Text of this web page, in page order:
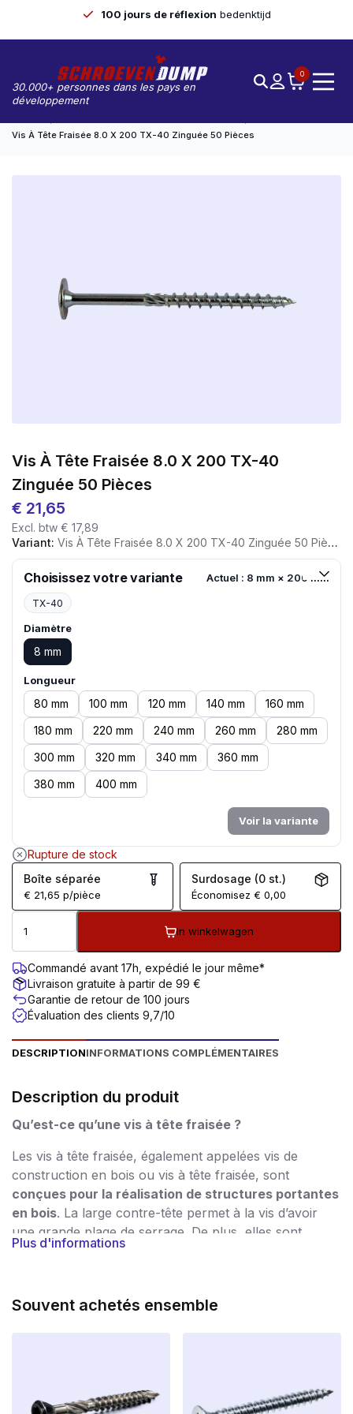
100 jours de réflexion bedenktijd
30.000+ personnes dans les pays en
développement
0
Vis À Tête Fraisée 8.0 X 200 TX-40 Zinguée 50 Pièces
Vis À Tête Fraisée 8.0 X 200 TX-40
Zinguée 50 Pièces
€ 21,65
Excl. btw € 17,89
Variant: Vis À Tête Fraisée 8.0 X 200 TX-40 Zinguée 50 Pièces
Choisissez votre variante Actuel : 8 mm × 200 mm
TX-40
Diamètre
8 mm
Longueur
80 mm 100 mm 120 mm 140 mm
160 mm
180 mm
220 mm 240 mm 260 mm
280 mm
300 mm
320 mm 340 mm
360 mm
380 mm
400 mm
Voir la variante
Rupture de stock
Boîte séparée
€ 21,65 p/pièce
Surdosage (0 st.)
Économisez€ 0,00
In winkelwagen
Commandé avant 17h, expédié le jour même*
Livraison gratuite à partir de 99 €
Garantie de retour de 100 jours
Évaluation des clients 9,7/10
DESCRIPTIONINFORMATIONS COMPLÉMENTAIRES
Description du produit
Qu’est-ce qu’une vis à tête fraisée ?
Les vis à tête fraisée, également appelées vis de
construction en bois ou vis à tête fraisée, sont
conçues pour la réalisation de structures portantes
en bois. La large contre-tête permet à la vis d’avoir
une grande plage de serrage. De plus, elles sont
dotées d’un entraînement Torx, ce qui rend
Jusqu’où une vis doit-elle pénétrer dans le bois ?
suivez cette règle, vous pouvez au moins être sûr que
votre construction est solidement fixée.
Plus d'informations
Souvent achetés ensemble